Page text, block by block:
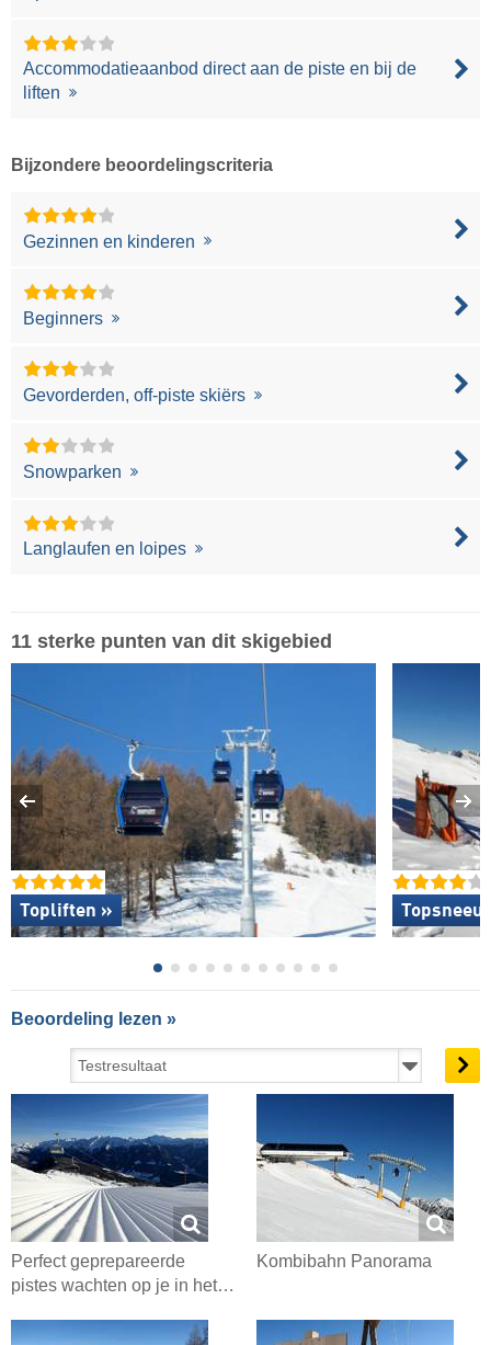
Accommodatieaanbod direct aan de piste en bij de
liften
Bijzondere beoordelingscriteria
Gezinnen en kinderen
Beginners
Gevorderden, off-piste skiërs
Snowparken
Langlaufen en loipes
11 sterke punten van dit skigebied
Topliften »
Beoordeling lezen »
Perfect geprepareerde
pistes wachten op je in het…
Kombibahn Panorama